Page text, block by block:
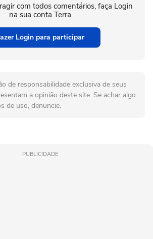
com todos comentários, faça Login
na sua conta Terra
Login para participar
de responsabilidade exclusiva de seus
a opinião deste site. Se achar algo
de uso, denuncie.
PUBLICIDADE